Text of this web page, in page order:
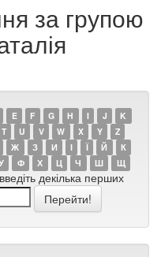
за групою
E F G H I J
K
T U V W X Y
Z
Ж З И І Ї Й
К
Ф Х Ц Ч Ш
Щ
декілька перших